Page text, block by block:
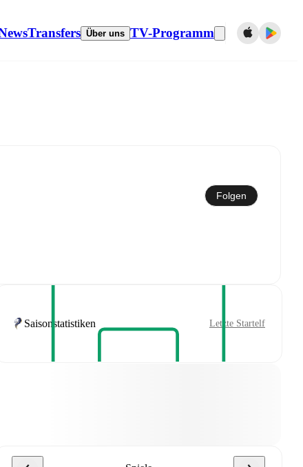
Transfers Über uns TV-Programm
Folgen
Saisonstatistiken Letzte Startelf